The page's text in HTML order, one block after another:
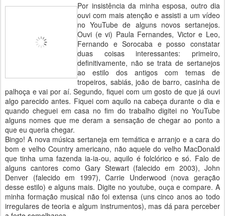
Por insistência da minha esposa, outro dia
ouvi com mais atenção e assisti a um vídeo
no YouTube de alguns novos sertanejos.
Ouvi (e vi) Paula Fernandes, Victor e Leo,
Fernando e Sorocaba e posso constatar
duas coisas interessantes: primeiro,
definitivamente, não se trata de sertanejos
ao estilo dos antigos com temas de
tropeiros, sabiás, joão de barro, casinha de
palhoça e vai por aí. Segundo, fiquei com um gosto de que já ouvi
algo parecido antes. Fiquei com aquilo na cabeça durante o dia e
quando cheguei em casa no fim do trabalho digitei no YouTube
alguns nomes que me deram a sensação de chegar ao ponto a
que eu queria chegar.
Bingo! A nova música sertaneja em temática e arranjo e a cara do
bom e velho Country americano, não aquele do velho MacDonald
que tinha uma fazenda ia-ia-ou, aquilo é folclórico e só. Falo de
alguns cantores como Gary Stewart (falecido em 2003), John
Denver (falecido em 1997), Carrie Underwood (nova geração
desse estilo) e alguns mais. Digite no youtube, ouça e compare. A
minha formação musical não foi extensa (uns cinco anos ao todo
irregulares de teoria e algum instrumentos), mas dá para perceber